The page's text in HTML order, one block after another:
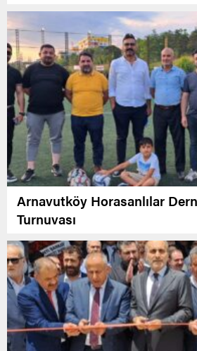
Arnavutköy Horasanlılar
Turnuvası